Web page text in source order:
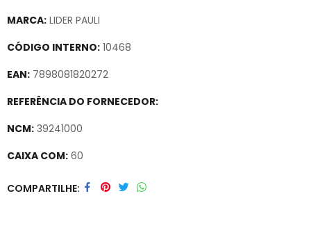
MARCA: LIDER PAULI
CÓDIGO INTERNO: 10468
EAN: 7898081820272
REFERÊNCIA DO FORNECEDOR:
NCM: 39241000
CAIXA COM: 60
Secure crypto portfolio manager for desktops and mobile –
COMPARTILHE